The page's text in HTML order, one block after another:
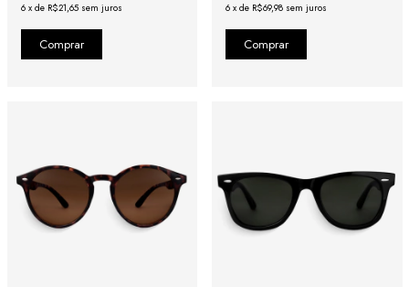
6 x de R$21,65 sem juros 6 x de R$69,98 sem juros